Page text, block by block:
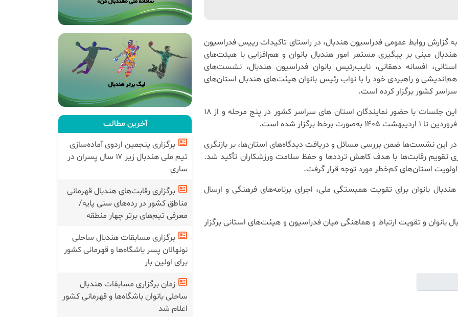
به گزارش روابط عمومی فدراسیون هندبال، در راستای تاکیدات رییس فدراسیون
هندبال مبنی بر پیگیری مستمر امور هندبال بانوان و هم‌افزایی با هیئت‌های
استانی، افسانه دهقانی، نایب‌رئیس بانوان فدراسیون هندبال، نشست‌های
هم‌اندیشی و راهبردی خود را با نواب رئیس بانوان هیئت‌های هندبال استان‌های
سراسر کشور برگزار کرده است.
این جلسات با حضور نمایندگان استان های سراسر کشور در پنج مرحله و از ۱۸
فروردین تا ۱ اردیبهشت ۱۴۰۵ به‌صورت برخط برگزار شده است.
در این نشست‌ها ضمن بررسی مسائل و دریافت دیدگاه‌های استان‌ها، بر بازنگری
تقویم رقابت‌ها با هدف کاهش ترددها و حفظ سلامت ورزشکاران تأکید شد.
استان‌های کم‌خطر مورد توجه قرار گرفت.
بانوان برای تقویت همبستگی ملی، اجرای برنامه‌های فرهنگی و ارسال
و تقویت ارتباط و هماهنگی میان فدراسیون و هیئت‌های استانی برگزار
آخرین مطالب
برگزاری پنجمین اردوی آماده‌سازی
تیم ملی هندبال زیر ۱۷ سال پسران در
ساری
برگزاری رقابت‌های هندبال قهرمانی
مناطق کشور در رده‌های سنی پایه/
معرفی تیم‌های برتر چهار منطقه
برگزاری مسابقات هندبال ساحلی
نونهالان پسر باشگاه‌ها و قهرمانی کشور
برای اولین بار
زمان برگزاری مسابقات هندبال
ساحلی بانوان باشگاه‌ها و قهرمانی کشور
اعلام شد